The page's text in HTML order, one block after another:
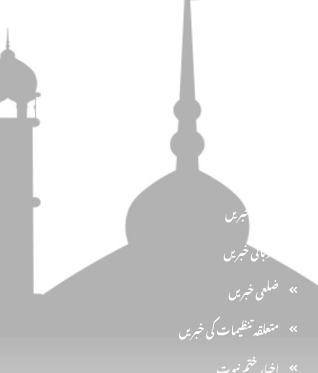
مرکزی خبریں
صوبائی خبریں
ضلعی خبریں
متعلقہ تنظیمات کی خبریں